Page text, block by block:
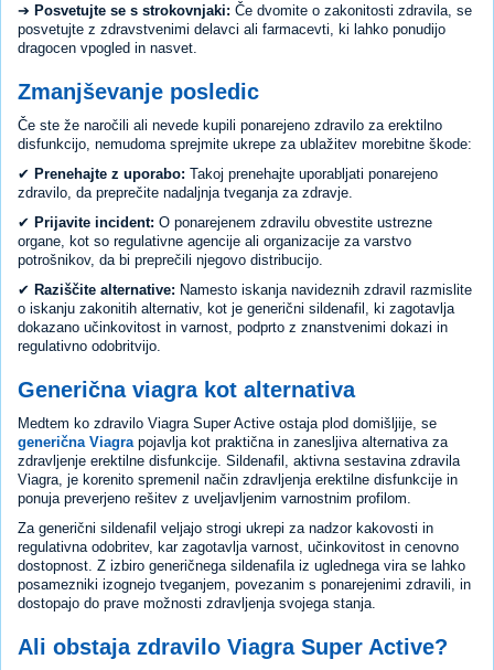
➔ Posvetujte se s strokovnjaki: Če dvomite o zakonitosti zdravila, se
posvetujte z zdravstvenimi delavci ali farmacevti, ki lahko ponudijo
dragocen vpogled in nasvet.
Zmanjševanje posledic
Če ste že naročili ali nevede kupili ponarejeno zdravilo za erektilno
disfunkcijo, nemudoma sprejmite ukrepe za ublažitev morebitne škode:
✔ Prenehajte z uporabo: Takoj prenehajte uporabljati ponarejeno
zdravilo, da preprečite nadaljnja tveganja za zdravje.
✔ Prijavite incident: O ponarejenem zdravilu obvestite ustrezne
organe, kot so regulativne agencije ali organizacije za varstvo
potrošnikov, da bi preprečili njegovo distribucijo.
✔ Raziščite alternative: Namesto iskanja navideznih zdravil razmislite
o iskanju zakonitih alternativ, kot je generični sildenafil, ki zagotavlja
dokazano učinkovitost in varnost, podprto z znanstvenimi dokazi in
regulativno odobritvijo.
Generična viagra kot alternativa
Medtem ko zdravilo Viagra Super Active ostaja plod domišljije, se
generična Viagra pojavlja kot praktična in zanesljiva alternativa za
zdravljenje erektilne disfunkcije. Sildenafil, aktivna sestavina zdravila
Viagra, je korenito spremenil način zdravljenja erektilne disfunkcije in
ponuja preverjeno rešitev z uveljavljenim varnostnim profilom.
Za generični sildenafil veljajo strogi ukrepi za nadzor kakovosti in
regulativna odobritev, kar zagotavlja varnost, učinkovitost in cenovno
dostopnost. Z izbiro generičnega sildenafila iz uglednega vira se lahko
posamezniki izognejo tveganjem, povezanim s ponarejenimi zdravili, in
dostopajo do prave možnosti zdravljenja svojega stanja.
Ali obstaja zdravilo Viagra Super Active?